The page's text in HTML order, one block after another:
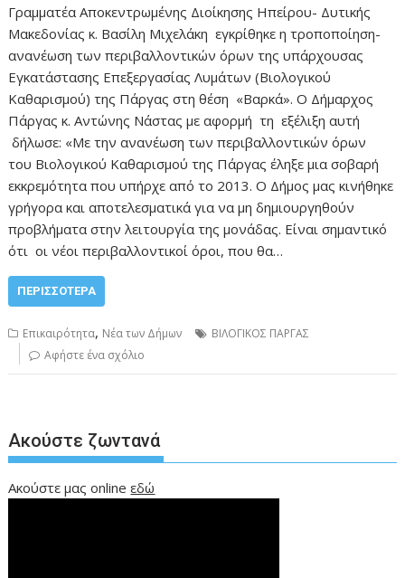
Γραμματέα Αποκεντρωμένης Διοίκησης Ηπείρου- Δυτικής
Μακεδονίας κ. Βασίλη Μιχελάκη εγκρίθηκε η τροποποίηση-
ανανέωση των περιβαλλοντικών όρων της υπάρχουσας
Εγκατάστασης Επεξεργασίας Λυμάτων (Βιολογικού
Καθαρισμού) της Πάργας στη θέση «Βαρκά». Ο Δήμαρχος
Πάργας κ. Αντώνης Νάστας με αφορμή τη εξέλιξη αυτή
δήλωσε: «Με την ανανέωση των περιβαλλοντικών όρων
του Βιολογικού Καθαρισμού της Πάργας έληξε μια σοβαρή
εκκρεμότητα που υπήρχε από το 2013. Ο Δήμος μας κινήθηκε
γρήγορα και αποτελεσματικά για να μη δημιουργηθούν
προβλήματα στην λειτουργία της μονάδας. Είναι σημαντικό
ότι οι νέοι περιβαλλοντικοί όροι, που θα…
ΠΕΡΙΣΣΌΤΕΡΑ
Επικαιρότητα, Νέα των Δήμων
ΒΙΛΟΓΙΚΟΣ ΠΑΡΓΑΣ
Αφήστε ένα σχόλιο
Ακούστε ζωντανά
Ακούστε μας onlineεδώ